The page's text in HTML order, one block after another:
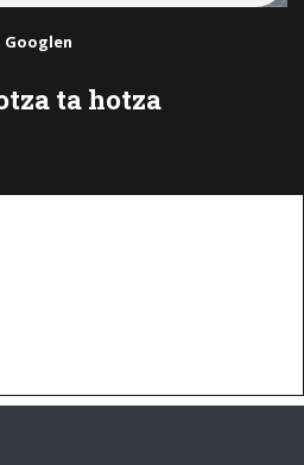
ta hotza